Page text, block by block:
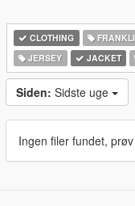
CLOTHING
JERSEY
JACKET
Siden: Sidste uge
Ingen filer fundet,